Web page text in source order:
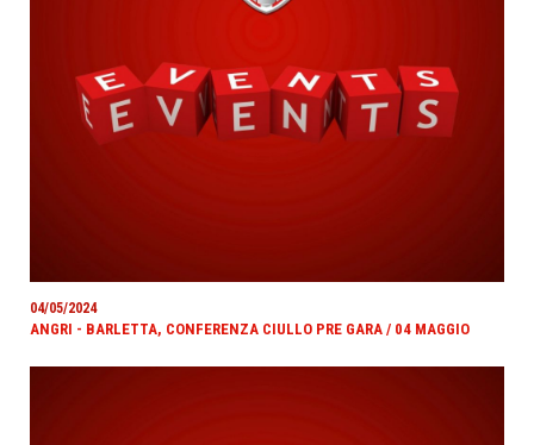
04/05/2024
ANGRI - BARLETTA, CONFERENZA CIULLO PRE GARA / 04 MAGGIO